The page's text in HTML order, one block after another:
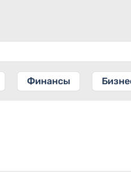
Финансы